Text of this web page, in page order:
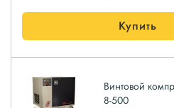
Купить
Винтовой
8-500